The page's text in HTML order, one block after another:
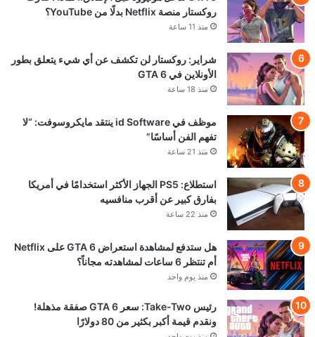
روكستار منصة Netflix بدلًا من YouTube؟
منذ 11 ساعة
شراير: روكستار لن تكشف عن أي شيء يتعلق بطور
الأونلاين في GTA 6
منذ 18 ساعة
موظف في id Software ينتقد مايكروسوفت: “لا
تفهم الفن أساسًا”
منذ 21 ساعة
استطلاع: PS5 الجهاز الأكثر استخدامًا في أمريكا
بفارق كبير عن أقرب منافسيه
منذ 22 ساعة
هل ستدفع لمشاهدة استعراض GTA 6 على Netflix
أم تنتظر 6 ساعات لمشاهدته مجاناً؟
منذ يوم واحد
رئيس Take-Two: سعر GTA 6 صفقة مذهلة!
ونقدم قيمة أكبر بكثير من 80 دولارًا